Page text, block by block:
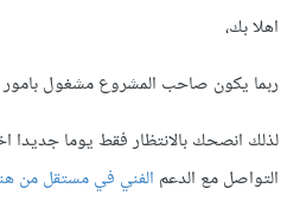
اهلا بك،
ربما يكون صاحب المشروع مشغول
لذلك انصحك بالانتظار فقط يوما جديدا
التواصل مع الدعم الفني في مستقل من